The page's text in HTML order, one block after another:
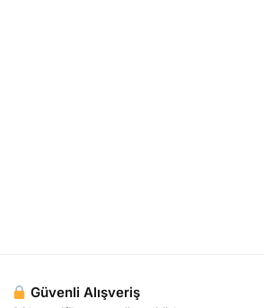
Güvenli Alışveriş